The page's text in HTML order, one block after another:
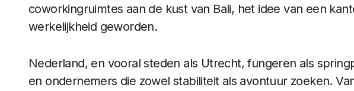
coworkingruimtes aan de kust van Bali, het idee van een
werkelijkheid geworden.
Nederland, en vooral steden als Utrecht, fungeren als
en ondernemers die zowel stabiliteit als avontuur zoeken.